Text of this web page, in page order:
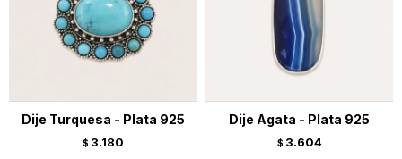
Dije Turquesa - Plata 925
$ 3.180
Dije Agata - Plata 925
$ 3.604